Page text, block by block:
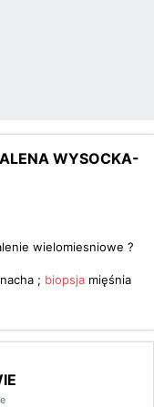
WYSOCKA-
wielomiesniowe ?
; biopsja mięśnia